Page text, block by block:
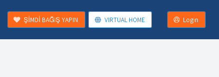
ŞİMDİ BAĞIŞ YAPIN VIRTUAL HOME Login